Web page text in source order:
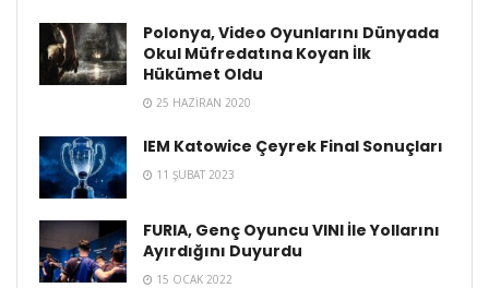
Polonya, Video Oyunlarını Dünyada
Okul Müfredatına Koyan İlk
Hükümet Oldu
25 HAZIRAN 2020
IEM Katowice Çeyrek Final Sonuçları
11 ŞUBAT 2023
FURIA, Genç Oyuncu VINI İle Yollarını
Ayırdığını Duyurdu
15 OCAK 2022